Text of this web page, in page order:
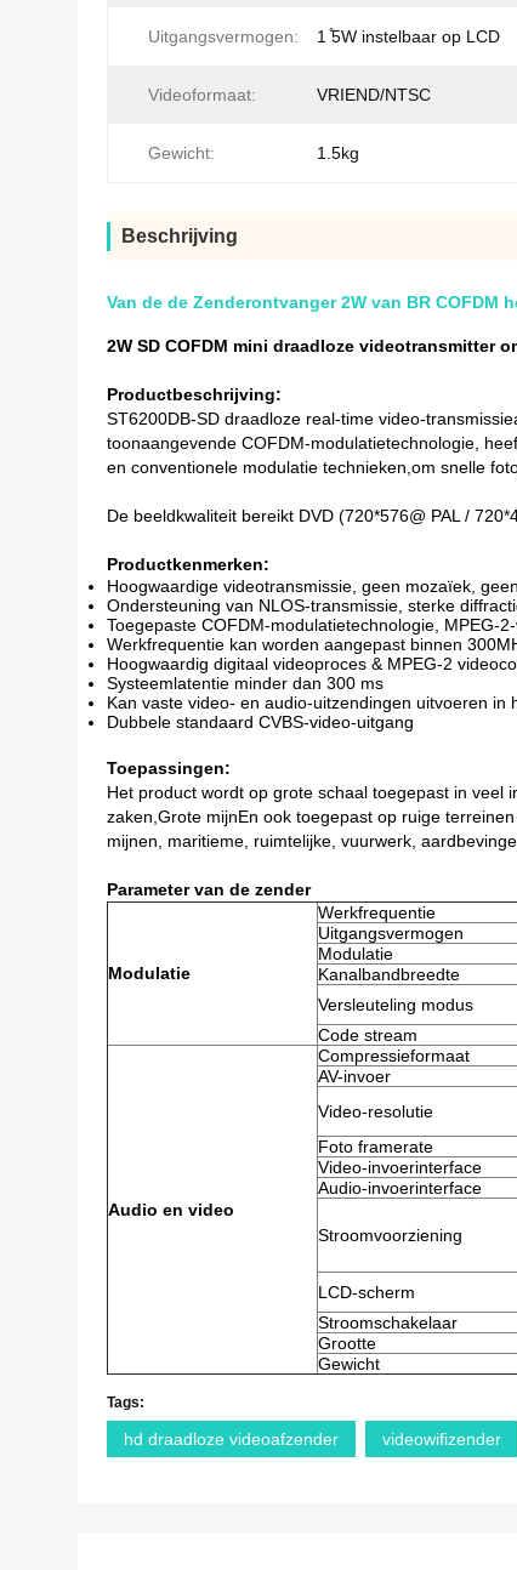
Uitgangsvermogen: 1 ̊5W instelbaar op LCD
Videoformaat: VRIEND/NTSC
Gewicht: 1.5kg
Beschrijving
Van de de Zenderontvanger 2W van BR COFDM
2W SD COFDM mini draadloze videotransmitter
Productbeschrijving:
ST6200DB-SD draadloze real-time video-
toonaangevende COFDM-modulatietechnologie,
en conventionele modulatie technieken,om snelle
De beeldkwaliteit bereikt DVD (720*576@ PAL /
Productkenmerken:
Hoogwaardige videotransmissie, geen mozaïek,
Ondersteuning van NLOS-transmissie, sterke
Toegepaste COFDM-modulatietechnologie, MPEG-
Werkfrequentie kan worden aangepast binnen
Hoogwaardig digitaal videoproces & MPEG-2
Systeemlatentie minder dan 300 ms
Kan vaste video- en audio-uitzendingen uitvoeren
Dubbele standaard CVBS-video-uitgang
Toepassingen:
Het product wordt op grote schaal toegepast in veel
zaken,Grote mijnEn ook toegepast op ruige
mijnen, maritieme, ruimtelijke, vuurwerk,
Parameter van de zender
Modulatie
Werkfrequentie
Uitgangsvermogen
Modulatie
Kanalbandbreedte
Versleuteling modus
Code stream
Audio en video
Compressieformaat
AV-invoer
Video-resolutie
Foto framerate
Video-invoerinterface
Audio-invoerinterface
Stroomvoorziening
LCD-scherm
Stroomschakelaar
Grootte
Gewicht
Tags:
hd draadloze videoafzender videowifizender